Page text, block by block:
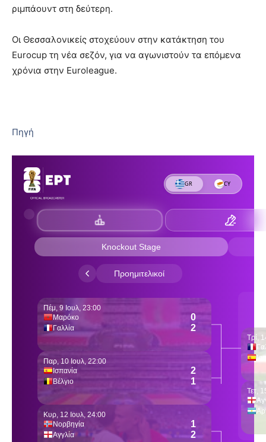
ριμπάουντ στη δεύτερη.
Οι Θεσσαλονικείς στοχεύουν στην κατάκτηση του
Eurocup τη νέα σεζόν, για να αγωνιστούν τα επόμενα
χρόνια στην Euroleague.
Πηγή